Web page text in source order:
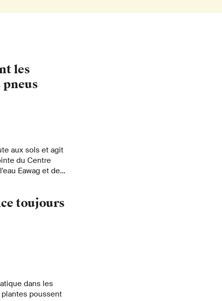
les
pneus
aux sols et agit
du Centre
Eawag et de
pas eu d'effets
toujours
dans les
poussent